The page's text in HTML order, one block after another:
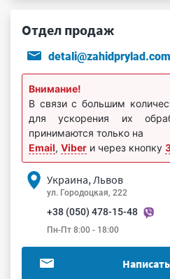
Отдел продаж
Внимание!
В связи с большим
для ускорения их
принимаются только на
Email, Viber и через кнопку
Украина, Львов
ул. Городоцкая, 222
+38 (050) 478-15-48
Пн-Пт 8:00 - 18:00